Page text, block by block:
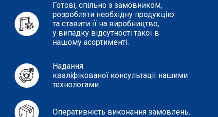
Готові, спільно з замовником,
розробляти необхідну продукцію
та ставити її на виробництво,
у випадку відсутності такої в
нашому асортименті.
Надання
кваліфікованої консультації нашими
технологами.
Оперативність виконання замовлень.